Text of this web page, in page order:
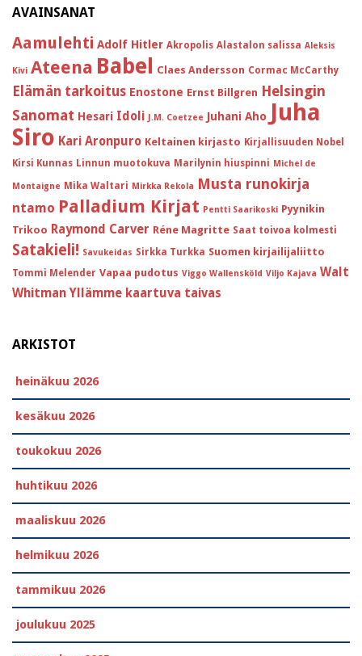
AVAINSANAT
Aamulehti Adolf Hitler Akropolis Alastalon salissa Aleksis
Kivi Ateena Babel Claes Andersson Cormac McCarthy
Elämän tarkoitus Enostone Ernst Billgren Helsingin
Sanomat Hesari Idoli J.M. Coetzee Juhani Aho Juha
Siro Kari Aronpuro Keltainen kirjasto Kirjallisuuden Nobel
Kirsi Kunnas Linnun muotokuva Marilynin hiuspinni Michel de
Montaigne Mika Waltari Mirkka Rekola Musta runokirja
ntamo Palladium Kirjat Pentti Saarikoski Pyynikin
Trikoo Raymond Carver Réne Magritte Saat toivoa kolmesti
Satakieli! Savukeidas Sirkka Turkka Suomen kirjailijaliitto
Tommi Melender Vapaa pudotus Viggo Wallensköld Viljo Kajava Walt
Whitman Yllämme kaartuva taivas
ARKISTOT
heinäkuu 2026
kesäkuu 2026
toukokuu 2026
huhtikuu 2026
maaliskuu 2026
helmikuu 2026
tammikuu 2026
joulukuu 2025